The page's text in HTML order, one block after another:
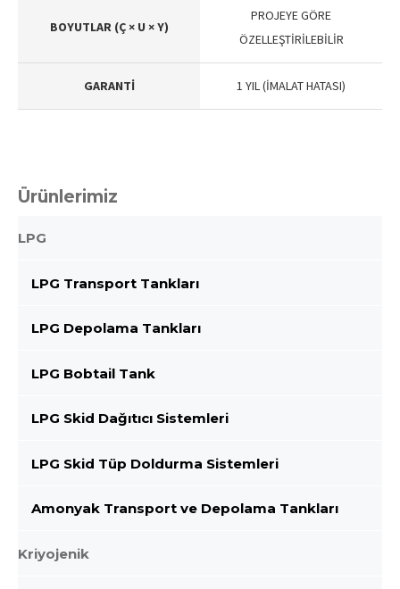
Ürünlerimiz
LPG
LPG Transport Tankları
LPG Depolama Tankları
LPG Bobtail Tank
LPG Skid Dağıtıcı Sistemleri
LPG Skid Tüp Doldurma Sistemleri
Amonyak Transport ve Depolama Tankları
Kriyojenik
BOYUTLAR (Ç × U × Y)
PROJEYE GÖRE
ÖZELLEŞTİRİLEBİLİR
GARANTİ 1 YIL (İMALAT HATASI)